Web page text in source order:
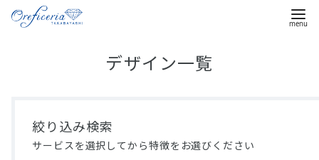
デザイン一覧
絞り込み検索
サービスを選択してから特徴をお選びください